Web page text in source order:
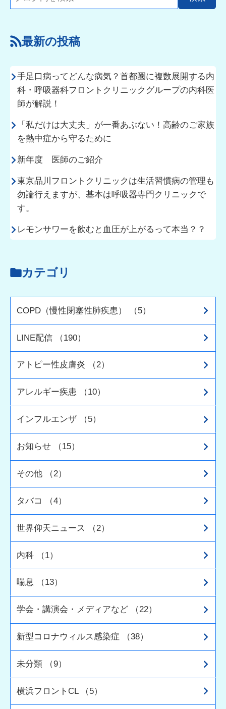
最新の投稿
手足口病ってどんな病気？首都圏に複数展開する内
科・呼吸器科フロントクリニックグループの内科医
師が解説！
「私だけは大丈夫」が一番あぶない！高齢のご家族
を熱中症から守るために
新年度 医師のご紹介
東京品川フロントクリニックは生活習慣病の管理も
勿論行えますが、基本は呼吸器専門クリニックで
す。
レモンサワーを飲むと血圧が上がるって本当？？
カテゴリ
COPD（慢性閉塞性肺疾患） （5）
LINE配信 （190）
アトピー性皮膚炎 （2）
アレルギー疾患 （10）
インフルエンザ （5）
お知らせ （15）
その他 （2）
タバコ （4）
世界仰天ニュース （2）
内科 （1）
喘息 （13）
学会・講演会・メディアなど （22）
新型コロナウィルス感染症 （38）
未分類 （9）
横浜フロントCL （5）